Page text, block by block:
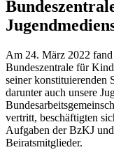
Am 24. März 2022
Bundeszentrale für
seiner konstituierenden
darunter auch unsere
vertritt, beschäftigten
Aufgaben der BzKJ
Beiratsmitglieder.